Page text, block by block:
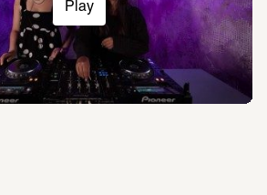
Play